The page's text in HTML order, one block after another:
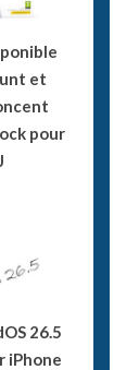
et
pour
26.5
iPhone